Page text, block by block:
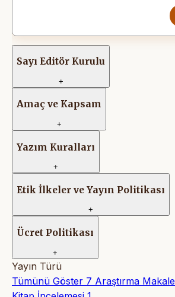
Sayı Editör Kurulu
+
Amaç ve Kapsam
+
Yazım Kuralları
+
Etik İlkeler ve Yayın Politikası
+
Ücret Politikası
+
Yayın Türü
Tümünü Göster 7 Araştırma